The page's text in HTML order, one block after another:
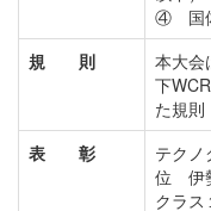
④ 国
規 則
本大会
下
た規則
表 彰
テク
位 伊
クラス